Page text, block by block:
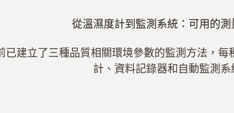
從溫濕度計到監測系統：可用的測
已建立了三種品質相關環境參數的監測方法，每
計、資料記錄器和自動監測系